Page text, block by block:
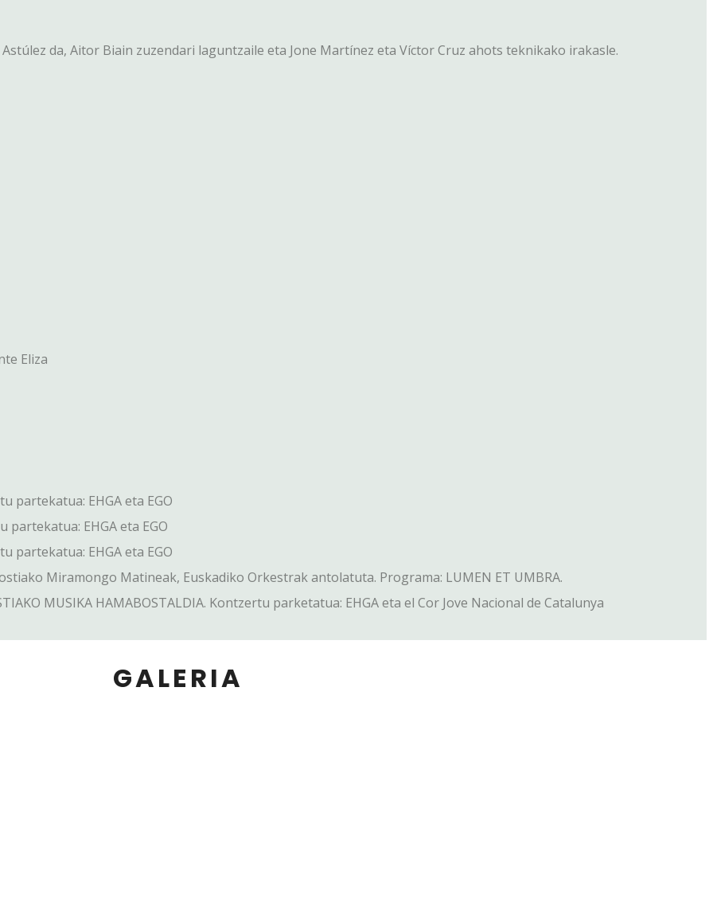
da, Aitor Biain zuzendari laguntzaile eta Jone Martínez eta Víctor Cruz ahots teknikako irakasle.
Eliza
partekatua: EHGA eta EGO
partekatua: EHGA eta EGO
partekatua: EHGA eta EGO
Miramongo Matineak, Euskadiko Orkestrak antolatuta. Programa: LUMEN ET UMBRA.
MUSIKA HAMABOSTALDIA. Kontzertu parketatua: EHGA eta el Cor Jove Nacional de Catalunya
GALERIA